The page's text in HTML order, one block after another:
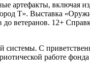
артефакты, включая
Т». Выставка
ветеранов. 12+
системы. С
работе